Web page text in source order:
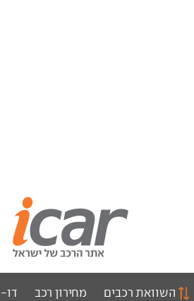
השוואת רכבים מחירון רכב דו-